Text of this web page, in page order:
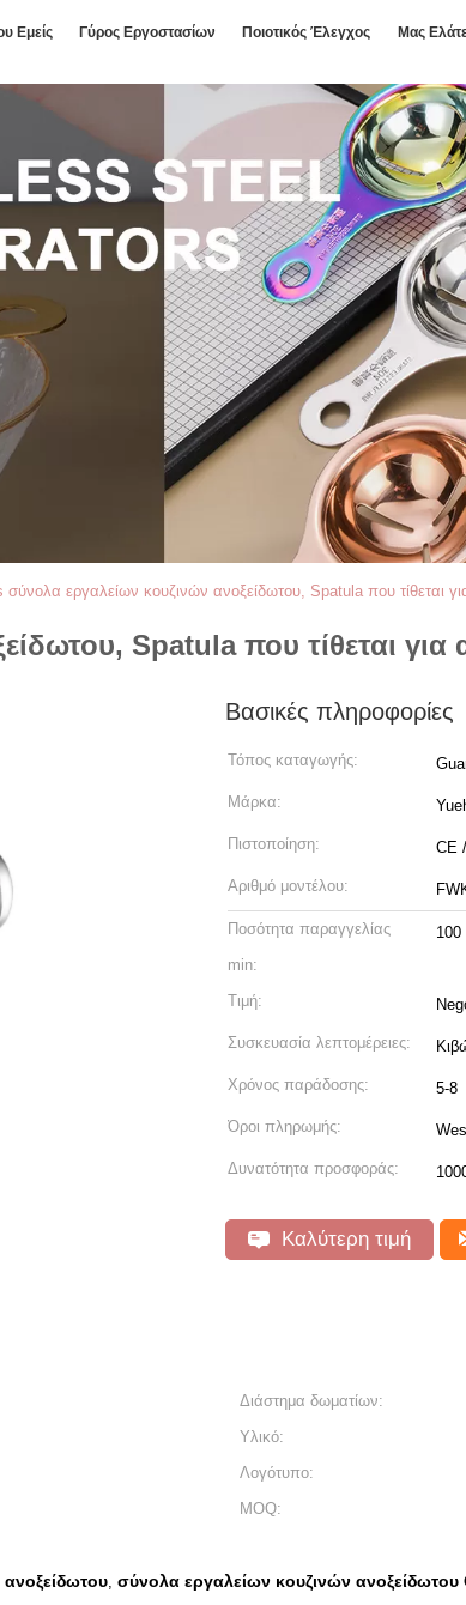
Εμείς Γύρος Εργοστασίων Ποιοτικός Έλεγχος Μας
σύνολα εργαλείων κουζινών ανοξείδωτου, Spatula που τίθεται
Spatula που τίθεται για
Βασικές πληροφορίες
Τόπος καταγωγής:
Μάρκα:
Πιστοποίηση: CE
Αριθμό μοντέλου:
Ποσότητα παραγγελίας
min:
100
Τιμή:
Συσκευασία λεπτομέρειες:
Χρόνος παράδοσης: 5-8
Όροι πληρωμής:
Δυνατότητα προσφοράς:
Καλύτερη τιμή
Διάστημα δωματίων:
Υλικό:
Λογότυπο:
MOQ:
, σύνολα εργαλείων κουζινών ανοξείδωτου